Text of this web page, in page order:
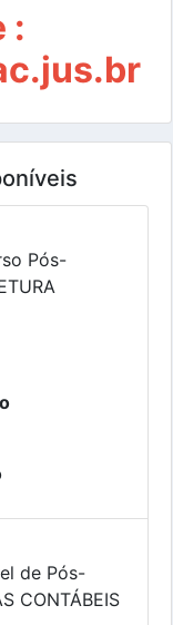
:
Pós-
de Pós-
CONTÁBEIS